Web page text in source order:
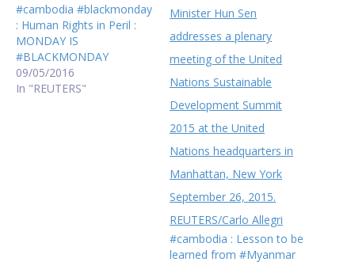
#cambodia #blackmonday
: Human Rights in Peril :
MONDAY IS
#BLACKMONDAY
09/05/2016
In "REUTERS"
#cambodia : Lesson to be
learned from #Myanmar